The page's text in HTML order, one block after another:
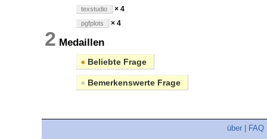
texstudio × 4
pgfplots × 4
2 Medaillen
● Beliebte Frage
● Bemerkenswerte Frage
über FAQ